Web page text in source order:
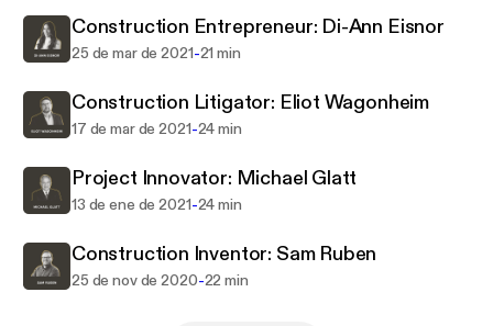
Construction Entrepreneur: Di-Ann Eisnor
25 de mar de 2021-21 min
Construction Litigator: Eliot Wagonheim
17 de mar de 2021-24 min
Project Innovator: Michael Glatt
13 de ene de 2021-24 min
Construction Inventor: Sam Ruben
25 de nov de 2020-22 min